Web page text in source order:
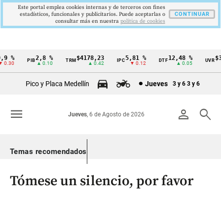
Cintillo
Colombia
2,8 %
▲ 0.10
TRM$4178,23
▲ 0.42
5,81 %
▼ 0.12
DTF12,48 %
▲ 0.05
UVR
Pico y Placa Medellín Jueves 3 y 6 3 y 6
person search
Jueves, 6 de Agosto de 2026
menu
Temas recomendados
Tómese un silencio, por favor
Este portal emplea cookies internas y de terceros con fines
estadísticos, funcionales y publicitarios. Puede aceptarlas o
consultar más en nuestra politica de cookies
CONTINUAR